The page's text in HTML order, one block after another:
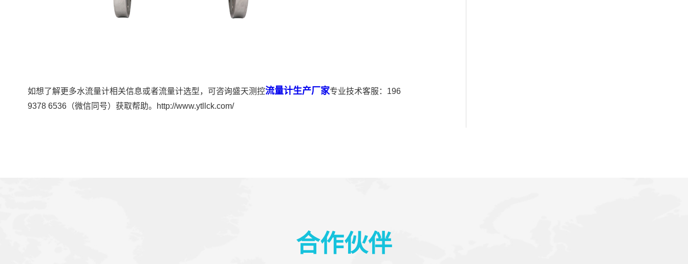
如想了解更多水流量计相关信息或者流量计选型，可咨询盛天测控流量计生产厂家专业技术客服：196
9378 6536（微信同号）获取帮助。http://www.ytllck.com/
合作伙伴